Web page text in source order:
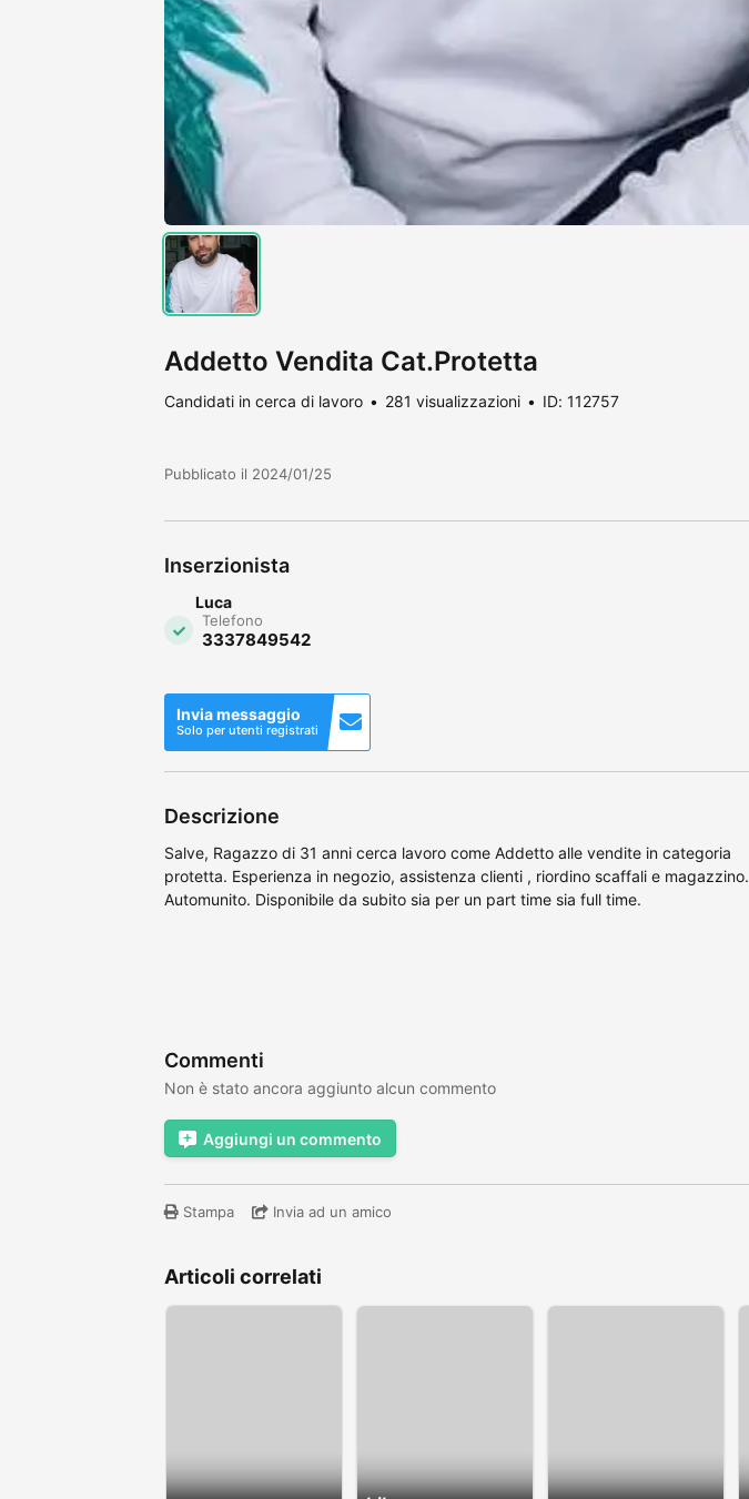
Addetto Vendita Cat.Protetta
Candidati in cerca di lavoro 281 visualizzazioni ID: 112757
Pubblicato il 2024/01/25
Inserzionista
Luca
Telefono
3337849542
Invia messaggio
Solo per utenti registrati
Descrizione
Salve, Ragazzo di 31 anni cerca lavoro come Addetto alle vendite in categoria
protetta. Esperienza in negozio, assistenza clienti , riordino scaffali e magazzino.
Automunito. Disponibile da subito sia per un part time sia full time.
Commenti
Non è stato ancora aggiunto alcun commento
Aggiungi un commento
Stampa Invia ad un amico
Articoli correlati